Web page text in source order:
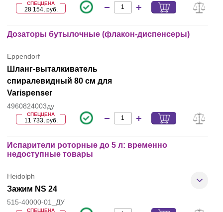
СПЕЦЦЕНА
28 154, руб.
Дозаторы бутылочные (флакон-диспенсеры)
Eppendorf
Шланг-выталкиватель
спиралевидный 80 см для
Varispenser
4960824003ду
СПЕЦЦЕНА
11 733, руб.
Испарители роторные до 5 л: временно
недоступные товары
Heidolph
Зажим NS 24
515-40000-01_ДУ
СПЕЦЦЕНА